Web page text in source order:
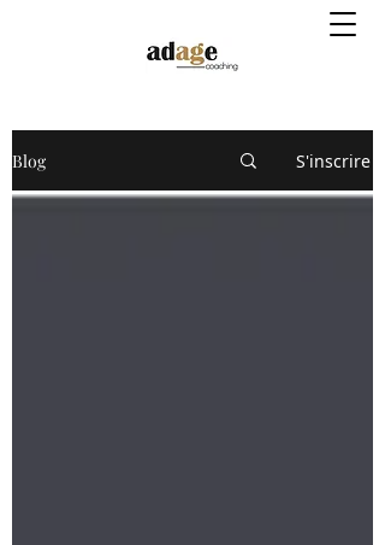
Blog S'inscrire